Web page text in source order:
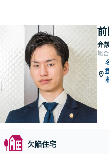
弁
旭
欠陥住宅